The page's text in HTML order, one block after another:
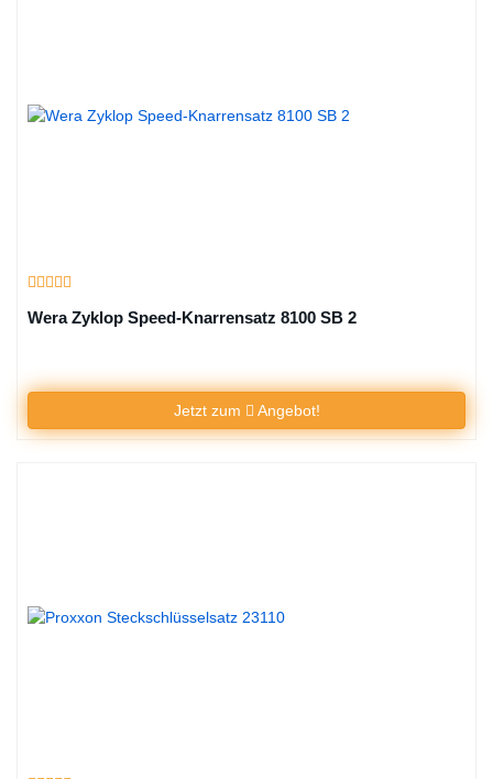
Wera Zyklop Speed-Knarrensatz 8100 SB 2
Jetzt zum Angebot!